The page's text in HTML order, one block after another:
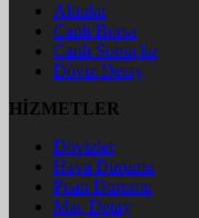
Altınlar
Canlı Borsa
Canlı Sonuçlar
Döviz Detay
HİZMETLER
Dövizler
Hava Durumu
Puan Durumu
Maç Detay